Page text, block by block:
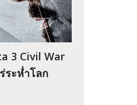
3 Civil War
ระห่ำโลก